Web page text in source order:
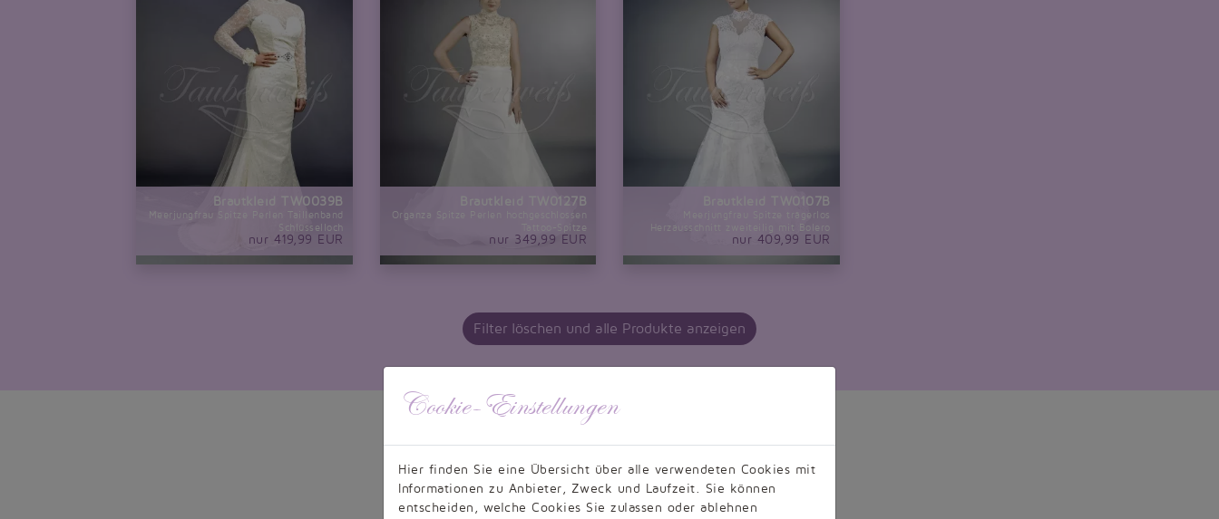
Brautkleid TW0039B
Meerjungfrau Spitze Perlen Taillenband
Schlüsselloch
nur 419,99 EUR
Brautkleid TW0127B
Organza Spitze Perlen hochgeschlossen
Tattoo-Spitze
nur 349,99 EUR
Brautkleid TW0107B
Meerjungfrau Spitze trägerlos
Herzausschnitt zweiteilig mit Bolero
nur 409,99 EUR
Filter löschen und alle Produkte anzeigen
Cookie-Einstellungen
Hier finden Sie eine Übersicht über alle verwendeten Cookies mit
Informationen zu Anbieter, Zweck und Laufzeit. Sie können
entscheiden, welche Cookies Sie zulassen oder ablehnen